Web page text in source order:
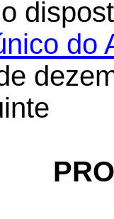
do